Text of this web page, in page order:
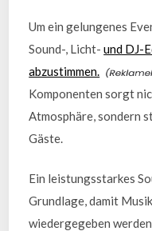
Um ein gelungenes
Sound-, Licht-und DJ-
abzustimmen.
Komponenten sorgt
Atmosphäre, sondern
Gäste.
Ein leistungsstarkes
Grundlage, damit
wiedergegeben